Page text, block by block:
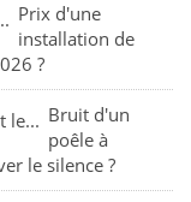
Prix d'une
installation de
?
Bruit d'un
poêle à
le silence ?